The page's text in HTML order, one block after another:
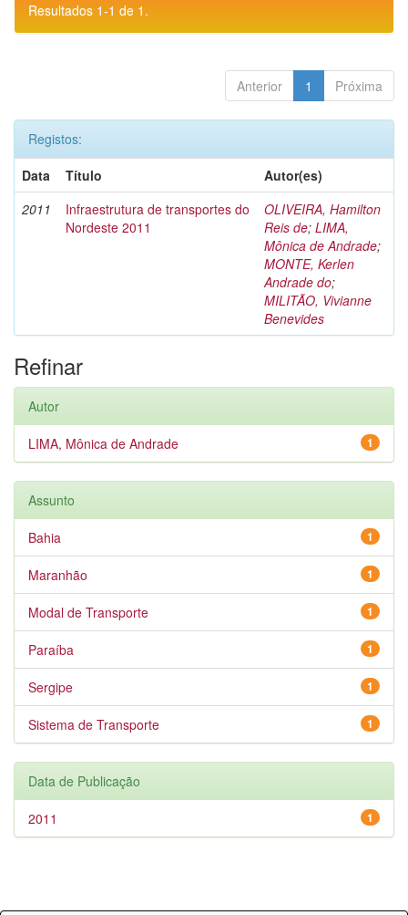
Resultados 1-1 de 1.
Anterior 1 Próxima
Registos:
Data
Título
Autor(es)
2011
Infraestrutura de transportes do
Nordeste 2011
OLIVEIRA, Hamilton
Reis de; LIMA,
Mônica de Andrade;
MONTE, Kerlen
Andrade do;
MILITÃO, Vivianne
Benevides
Refinar
Autor
1
LIMA, Mônica de Andrade
Assunto
1
Bahia
1
Maranhão
1
Modal de Transporte
1
Paraíba
1
Sergipe
1
Sistema de Transporte
Data de Publicação
1
2011